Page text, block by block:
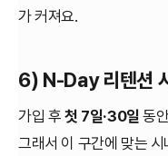
가 커져요.
6) N-Day 리텐션
가입 후 첫 7일·30일 동
그래서 이 구간에 맞는